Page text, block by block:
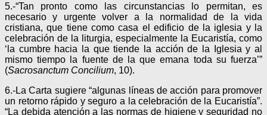
5.-“Tan pronto como las circunstancias lo permitan, es
necesario y urgente volver a la normalidad de la vida
cristiana, que tiene como casa el edificio de la iglesia y la
celebración de la liturgia, especialmente la Eucaristía, como
‘la cumbre hacia la que tiende la acción de la Iglesia y al
mismo tiempo la fuente de la que emana toda su fuerza’”
(Sacrosanctum Concilium, 10).
6.-La Carta sugiere “algunas líneas de acción para promover
un retorno rápido y seguro a la celebración de la Eucaristía”.
“La debida atención a las normas de higiene y seguridad no